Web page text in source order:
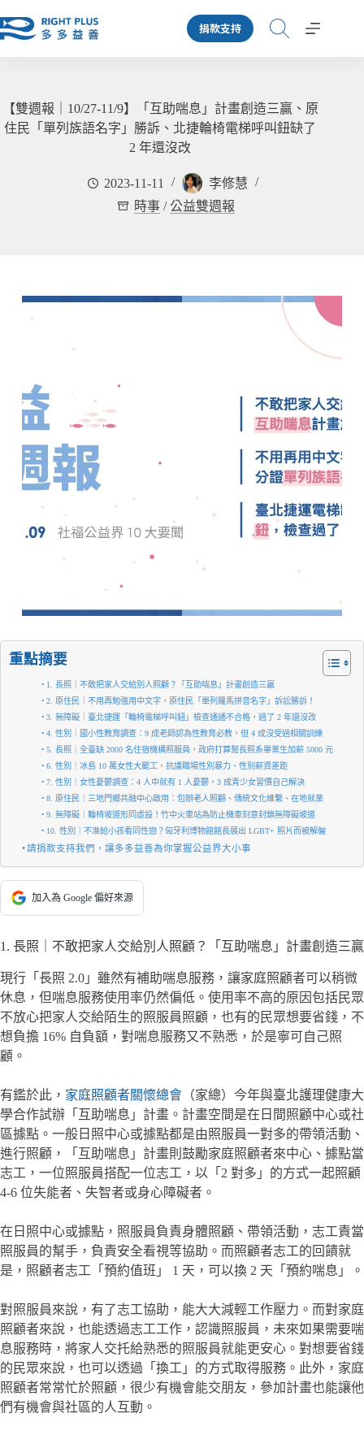
至
捐款支持
【雙週報｜10/27-11/9】「互助喘息」計畫創造三贏、原
住民「單列族語名字」勝訴、北捷輪椅電梯呼叫鈕缺了
2 年還沒改
2023-11-11
李修慧
時事 /公益雙週報
重點摘要
1. 長照｜不敢把家人交給別人照顧？「互助喘息」計畫創造三贏
2. 原住民｜不用再勉強用中文字，原住民「單列羅馬拼音名字」訴訟勝訴！
3. 無障礙｜臺北捷運「輪椅電梯呼叫鈕」檢查通通不合格，過了 2 年還沒改
4. 性別｜國小性教育調查：9 成老師認為性教育必教，但 4 成沒受過相關訓練
5. 長照｜全臺缺 2000 名住宿機構照服員，政府打算幫長照系畢業生加薪 5000 元
6. 性別｜冰島 10 萬女性大罷工，抗議職場性別暴力、性別薪資差距
7. 性別｜女性憂鬱調查：4 人中就有 1 人憂鬱，3 成青少女習慣自己解決
8. 原住民｜三地門鄉共融中心啟用：包辦老人照顧、傳統文化維繫、在地就業
9. 無障礙｜輪椅坡道形同虛設！竹中火車站為防止機車刻意封鎖無障礙坡道
10. 性別｜不准給小孩看同性戀？匈牙利博物館館長展出 LGBT+ 照片而被解僱
請捐款支持我們，讓多多益善為你掌握公益界大小事
加入為 Google 偏好來源
1. 長照｜不敢把家人交給別人照顧？「互助喘息」計畫創造三贏
現行「長照 2.0」雖然有補助喘息服務，讓家庭照顧者可以稍微
休息，但喘息服務使用率仍然偏低。使用率不高的原因包括民眾
不放心把家人交給陌生的照服員照顧，也有的民眾想要省錢，不
想負擔 16% 自負額，對喘息服務又不熟悉，於是寧可自己照
顧。
有鑑於此， 家庭照顧者關懷總會 （家總）今年與臺北護理健康大
學合作試辦「互助喘息」計畫。計畫空間是在日間照顧中心或社
區據點。一般日照中心或據點都是由照服員一對多的帶領活動、
進行照顧，「互助喘息」計畫則鼓勵家庭照顧者來中心、據點當
志工，一位照服員搭配一位志工，以「2 對多」的方式一起照顧
4-6 位失能者、失智者或身心障礙者。
在日照中心或據點，照服員負責身體照顧、帶領活動，志工責當
照服員的幫手，負責安全看視等協助。而照顧者志工的回饋就
是，照顧者志工「預約值班」 1 天，可以換 2 天「預約喘息」。
對照服員來說，有了志工協助，能大大減輕工作壓力。而對家庭
照顧者來說，也能透過志工工作，認識照服員，未來如果需要喘
息服務時，將家人交托給熟悉的照服員就能更安心。對想要省錢
的民眾來說，也可以透過「換工」的方式取得服務。此外，家庭
照顧者常常忙於照顧，很少有機會能交朋友，參加計畫也能讓他
們有機會與社區的人互動。